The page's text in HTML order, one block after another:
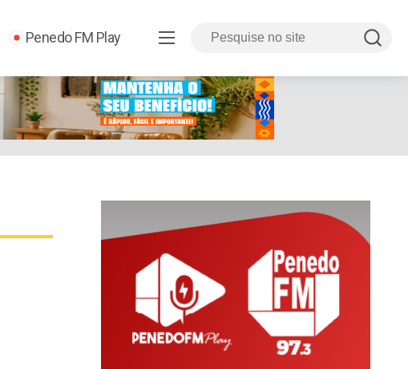
Penedo FM Play